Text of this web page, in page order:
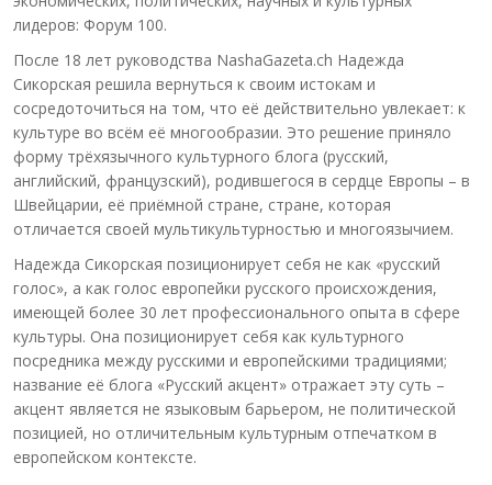
лидеров: Форум 100.
После 18 лет руководства NashaGazeta.ch Надежда
Сикорская решила вернуться к своим истокам и
сосредоточиться на том, что её действительно увлекает: к
культуре во всём её многообразии. Это решение приняло
форму трёхязычного культурного блога (русский,
английский, французский), родившегося в сердце Европы – в
Швейцарии, её приёмной стране, стране, которая
отличается своей мультикультурностью и многоязычием.
Надежда Сикорская позиционирует себя не как «русский
голос», а как голос европейки русского происхождения,
имеющей более 30 лет профессионального опыта в сфере
культуры. Она позиционирует себя как культурного
посредника между русскими и европейскими традициями;
название её блога «Русский акцент» отражает эту суть –
акцент является не языковым барьером, не политической
позицией, но отличительным культурным отпечатком в
европейском контексте.